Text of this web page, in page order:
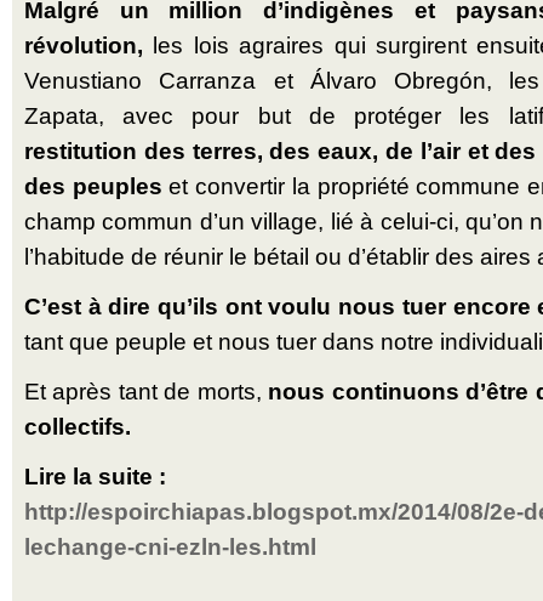
Malgré un million d’indigènes et
révolution, les lois agraires qui surgirent
Venustiano Carranza et Álvaro Obregón, les
Zapata, avec pour but de protéger les
restitution des terres, des eaux, de l’air et
des peuples et convertir la propriété commune
champ commun d’un village, lié à celui-ci, qu’on
l’habitude de réunir le bétail ou d’établir des aires
C’est à dire qu’ils ont voulu nous tuer encore
tant que peuple et nous tuer dans notre
Et après tant de morts, nous continuons d’être
collectifs.
Lire la suite :
http://espoirchiapas.blogspot.mx/2014/08/2e-
lechange-cni-ezln-les.html